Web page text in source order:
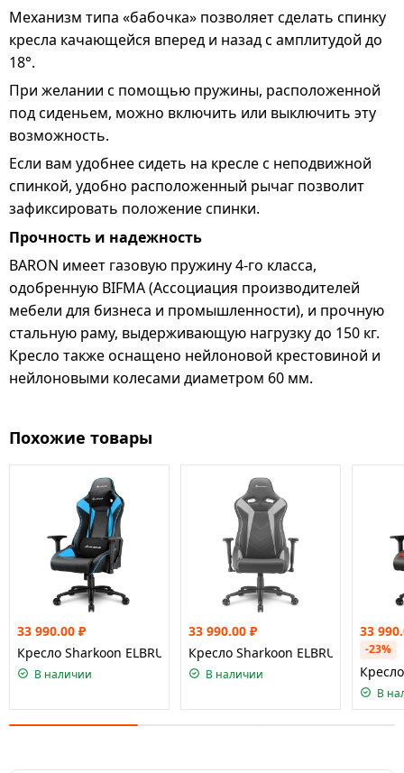
Механизм типа «бабочка» позволяет сделать спинку
кресла качающейся вперед и назад с амплитудой до
18°.
При желании с помощью пружины, расположенной
под сиденьем, можно включить или выключить эту
возможность.
Если вам удобнее сидеть на кресле с неподвижной
спинкой, удобно расположенный рычаг позволит
зафиксировать положение спинки.
Прочность и надежность
BARON имеет газовую пружину 4-го класса,
одобренную BIFMA (Ассоциация производителей
мебели для бизнеса и промышленности), и прочную
стальную раму, выдерживающую нагрузку до 150 кг.
Кресло также оснащено нейлоновой крестовиной и
нейлоновыми колесами диаметром 60 мм.
Похожие товары
33 990.00 ₽
Кресло Sharkoon ELBRUS 3 Black/Blue
В наличии
33 990.00 ₽
Кресло Sharkoon ELBRUS 3 Black/
В наличии
33
-23%
В